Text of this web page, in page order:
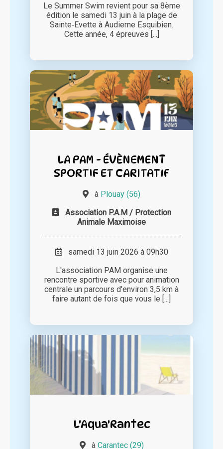
Le Summer Swim revient pour sa 8ème
édition le samedi 13 juin à la plage de
Sainte‐Evette à Audierne Esquibien.
Cette année, 4 épreuves [...]
LA PAM - ÉVÈNEMENT
SPORTIF ET CARITATIF
à Plouay (56)
Association P.A.M / Protection
Animale Maximoise
samedi 13 juin 2026 à 09h30
L'association PAM organise une
rencontre sportive avec pour animation
centrale un parcours d'environ 3,5 km à
faire autant de fois que vous le [...]
L'Aqua'Rantec
à Carantec (29)